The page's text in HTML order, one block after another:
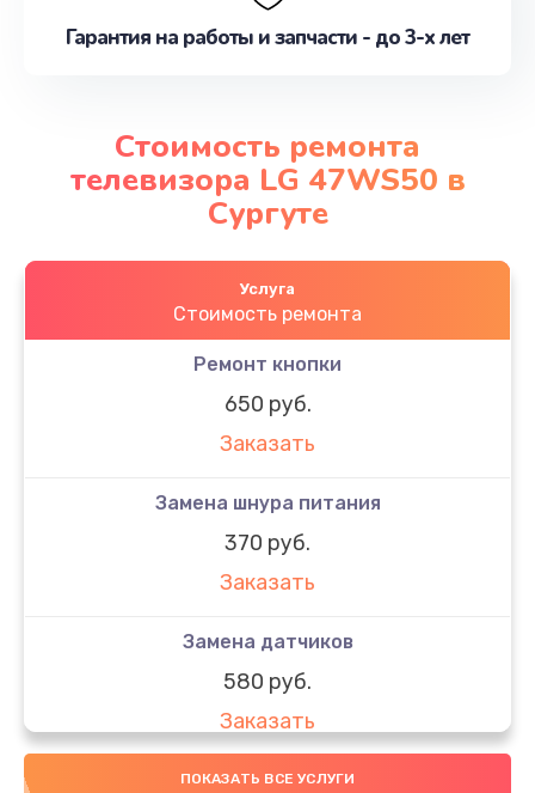
Гарантия на работы и запчасти - до 3-х лет
Стоимость ремонта
телевизора LG 47WS50 в
Сургуте
Услуга
Стоимость ремонта
Ремонт кнопки
650 руб.
Заказать
Замена шнура питания
370 руб.
Заказать
Замена датчиков
580 руб.
Заказать
Комплексная чистка
ПОКАЗАТЬ ВСЕ УСЛУГИ